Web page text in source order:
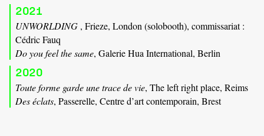
2021
UNWORLDING , Frieze, London (solobooth), commissariat :
Cédric Fauq
Do you feel the same, Galerie Hua International, Berlin
2020
Toute forme garde une trace de vie, The left right place, Reims
Des éclats, Passerelle, Centre d’art contemporain, Brest